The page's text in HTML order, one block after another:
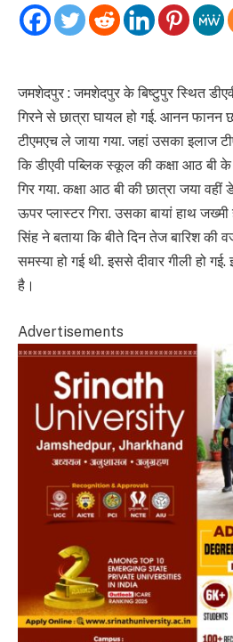
जमशेदपुर : जमशेदपुर के बिष्टुपुर स्थित
गिरने से छात्रा घायल हो गई. आनन फानन
टीएमएच ले जाया गया. जहां उसका इलाज
कि डीएवी पब्लिक स्कूल की कक्षा आठ बी के
गिर गया. कक्षा आठ बी की छात्रा जया
ऊपर प्लास्टर गिरा. उसका बायां हाथ जख्मी
सिंह ने बताया कि बीते दिन तेज बारिश की
समस्या हो गई थी. इससे दीवार गीली हो
है।
Advertisements